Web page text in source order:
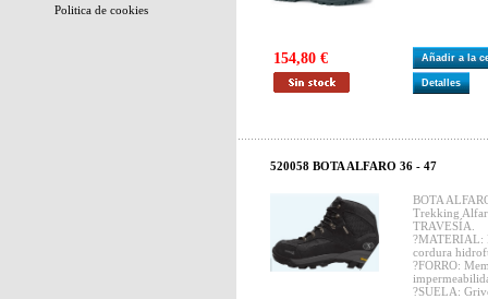
Politica de cookies
154,80 € Añadir a la
Detalles
520058 BOTA ALFARO 36 - 47
BOTA
Trekking
TRAVESÍA.
?MATERIAL:
cordura
?FORRO:
?SUELA: